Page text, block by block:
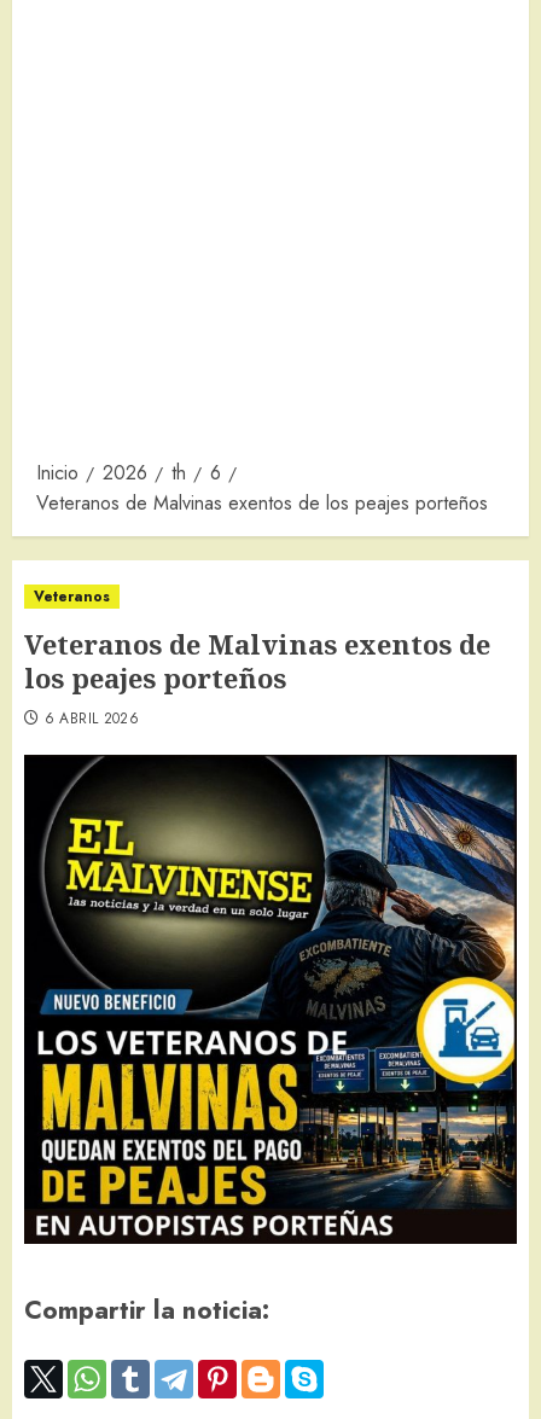
Inicio 2026 th
6
Veteranos de Malvinas exentos de los peajes porteños
Veteranos
Veteranos de Malvinas exentos de
los peajes porteños
6 ABRIL 2026
Compartir la noticia: